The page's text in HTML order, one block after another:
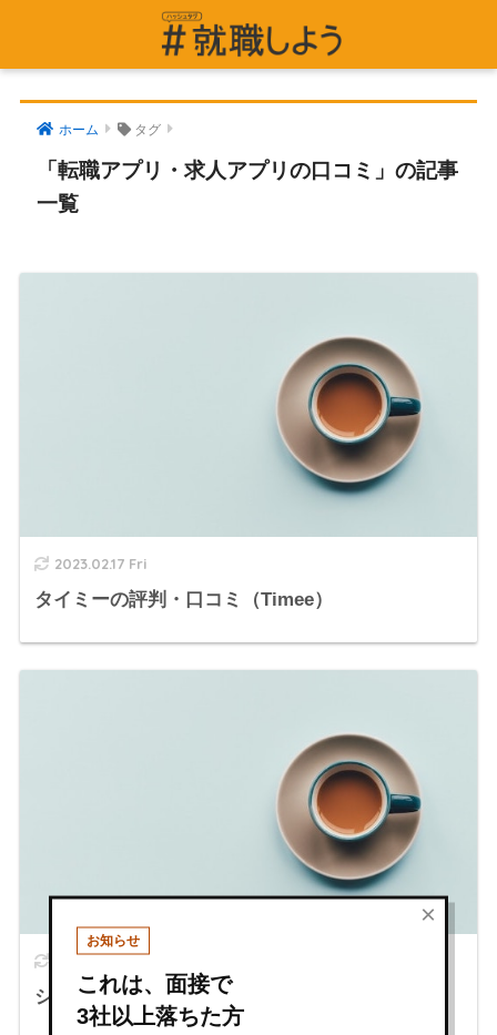
ホーム タグ
「転職アプリ・求人アプリの口コミ」の記事
一覧
2023.02.17 Fri
タイミーの評判・口コミ（Timee）
2022.12.28 Wed
シェアフルの評判・口コミ
×
お知らせ
これは、面接で
3社以上落ちた方